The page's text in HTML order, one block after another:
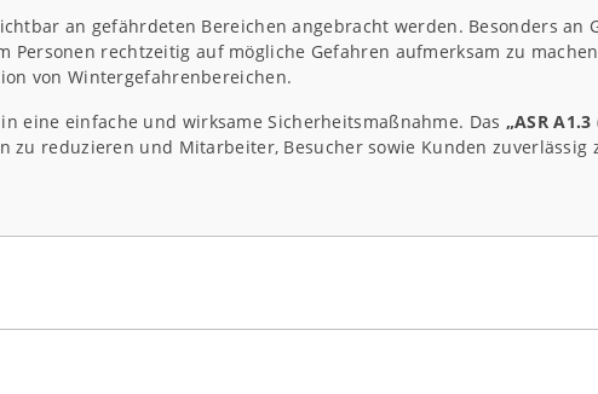
an gefährdeten Bereichen angebracht werden. Besonders an
rechtzeitig auf mögliche Gefahren aufmerksam zu
von Wintergefahrenbereichen.
eine einfache und wirksame Sicherheitsmaßnahme. Das „ASR
reduzieren und Mitarbeiter, Besucher sowie Kunden zuverlässig